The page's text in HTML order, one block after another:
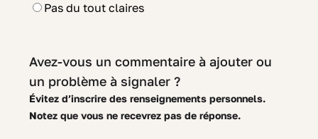
Pas du tout claires
Avez-vous un commentaire à ajouter ou
un problème à signaler ?
Évitez d’inscrire des renseignements personnels.
Notez que vous ne recevrez pas de réponse.